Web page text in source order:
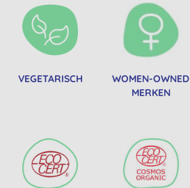
VEGETARISCH
WOMEN-OWNED
MERKEN